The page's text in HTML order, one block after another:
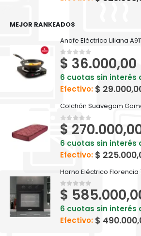
MEJOR RANKEADOS
Anafe Eléctrico Liliana A911
0out of 5
$ 36.000,00
6 cuotas sin interés
Efectivo: $
0out of 5
$
6 cuotas sin interés
Efectivo: $
Horno Eléctrico Florencia
0out of 5
$
6 cuotas sin interés
Efectivo: $